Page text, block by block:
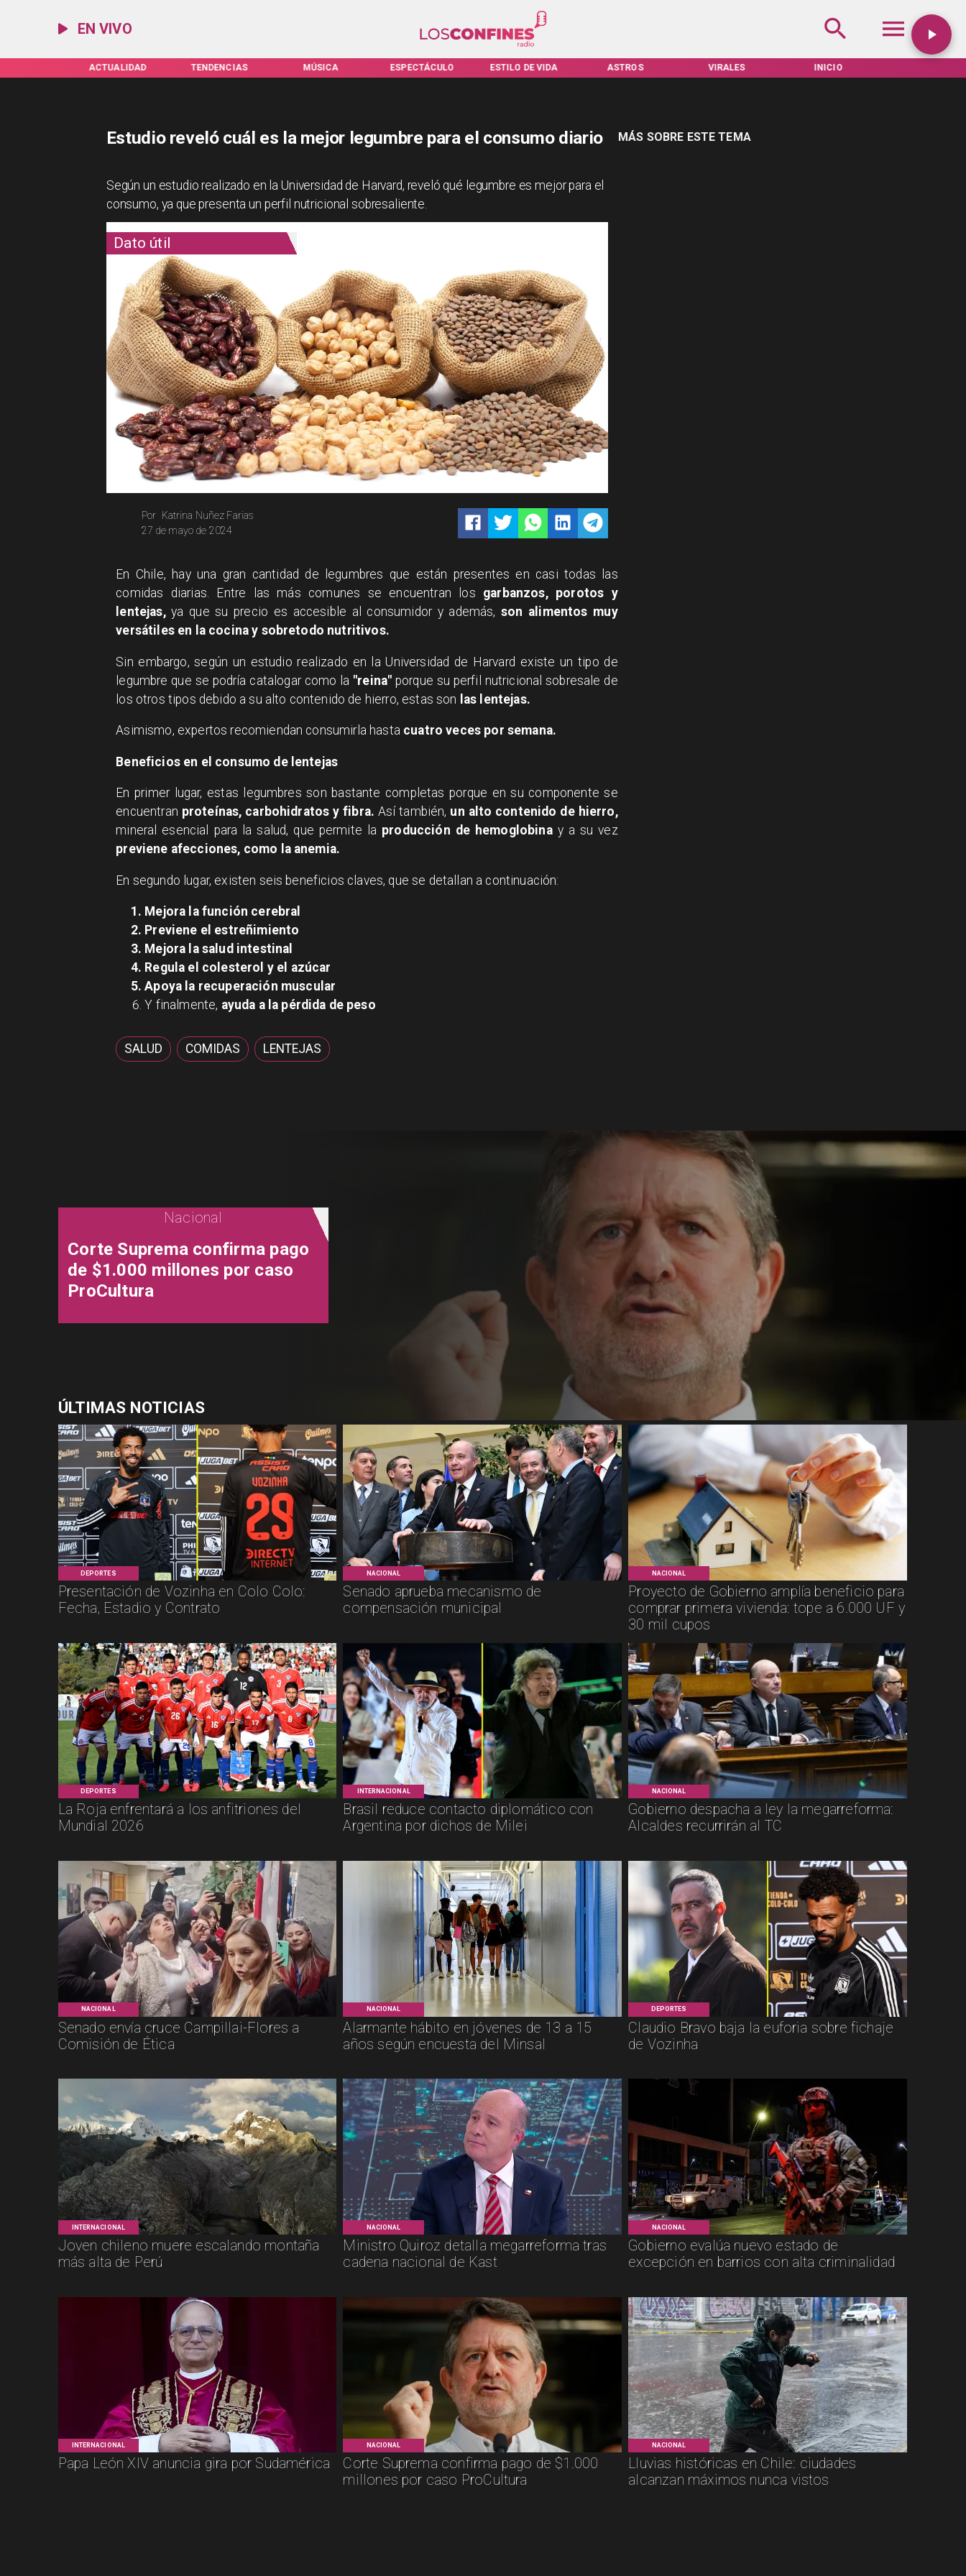
EN VIVO
TENDENCIAS MÚSICA ESPECTÁCULO ESTILO DE VIDA ASTROS VIRALES INICIO TARIFAS SERVEL
Dato útil
Katrina Nuñez Farias
Por
27 de mayo de 2024
MÁS SOBRE ESTE TEMA
Estudio reveló cuál es la mejor legumbre para el consumo diario
Según un estudio realizado en la Universidad de Harvard, reveló qué legumbre es mejor para el
consumo, ya que presenta un perfil nutricional sobresaliente.
En Chile, hay una gran cantidad de legumbres que están presentes en casi todas las
comidas diarias. Entre las más comunes se encuentran los garbanzos, porotos y
lentejas,ya que su precio es accesible al consumidor y además,son alimentos muy
versátiles en la cocina y sobretodo nutritivos.
Sin embargo, según un estudio realizado en la Universidad de Harvard existe un tipo de
legumbre que se podría catalogar como la "reina" porque su perfil nutricional sobresale de
los otros tipos debido a su alto contenido de hierro, estas son las lentejas.
Asimismo, expertos recomiendan consumirla hasta cuatro veces por semana.
Beneficios en el consumo de lentejas
En primer lugar, estas legumbres son bastante completas porque en su componente se
encuentran proteínas, carbohidratos y fibra. Así también, un alto contenido de hierro,
mineral esencial para la salud, que permite la producción de hemoglobina y a su vez
previene afecciones, como la anemia.
En segundo lugar, existen seis beneficios claves, que se detallan a continuación:
Mejora la función cerebral
Previene el estreñimiento
Mejora la salud intestinal
Regula el colesterol y el azúcar
Apoya la recuperación muscular
Y finalmente, ayuda a la pérdida de peso
SALUD COMIDAS LENTEJAS
DEPORTES
Presentación de Vozinha en Colo Colo:
Fecha, Estadio y Contrato
NACIONAL
Senado aprueba mecanismo de
compensación municipal
NACIONAL
Proyecto de Gobierno amplía beneficio para
comprar primera vivienda: tope a 6.000 UF y
30 mil cupos
DEPORTES
La Roja enfrentará a los anfitriones del
Mundial 2026
INTERNACIONAL
Brasil reduce contacto diplomático con
Argentina por dichos de Milei
NACIONAL
Gobierno despacha a ley la megarreforma:
Alcaldes recurrirán al TC
NACIONAL
Senado envía cruce Campillai-Flores a
Comisión de Ética
NACIONAL
Alarmante hábito en jóvenes de 13 a 15
años según encuesta del Minsal
DEPORTES
Claudio Bravo baja la euforia sobre fichaje
de Vozinha
INTERNACIONAL
Joven chileno muere escalando montaña
más alta de Perú
NACIONAL
Ministro Quiroz detalla megarreforma tras
cadena nacional de Kast
NACIONAL
Gobierno evalúa nuevo estado de
excepción en barrios con alta criminalidad
INTERNACIONAL
Papa León XIV anuncia gira por Sudamérica
NACIONAL
Corte Suprema confirma pago de $1.000
millones por caso ProCultura
NACIONAL
Lluvias históricas en Chile: ciudades
alcanzan máximos nunca vistos
Nacional
Corte Suprema confirma pago
de $1.000 millones por caso
ProCultura
ÚLTIMAS NOTICIAS